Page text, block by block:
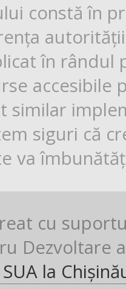
constă în
în rândul
similar
siguri că
va
cu
Dezvoltare
la